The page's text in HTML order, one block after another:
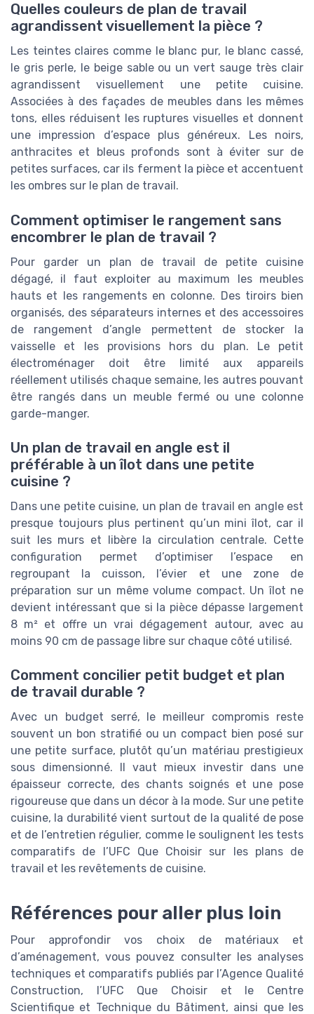
Quelles couleurs de plan de travail
agrandissent visuellement la pièce ?
Les teintes claires comme le blanc pur, le blanc cassé,
le gris perle, le beige sable ou un vert sauge très clair
agrandissent visuellement une petite cuisine.
Associées à des façades de meubles dans les mêmes
tons, elles réduisent les ruptures visuelles et donnent
une impression d’espace plus généreux. Les noirs,
anthracites et bleus profonds sont à éviter sur de
petites surfaces, car ils ferment la pièce et accentuent
les ombres sur le plan de travail.
Comment optimiser le rangement sans
encombrer le plan de travail ?
Pour garder un plan de travail de petite cuisine
dégagé, il faut exploiter au maximum les meubles
hauts et les rangements en colonne. Des tiroirs bien
organisés, des séparateurs internes et des accessoires
de rangement d’angle permettent de stocker la
vaisselle et les provisions hors du plan. Le petit
électroménager doit être limité aux appareils
réellement utilisés chaque semaine, les autres pouvant
être rangés dans un meuble fermé ou une colonne
garde-manger.
Un plan de travail en angle est il
préférable à un îlot dans une petite
cuisine ?
Dans une petite cuisine, un plan de travail en angle est
presque toujours plus pertinent qu’un mini îlot, car il
suit les murs et libère la circulation centrale. Cette
configuration permet d’optimiser l’espace en
regroupant la cuisson, l’évier et une zone de
préparation sur un même volume compact. Un îlot ne
devient intéressant que si la pièce dépasse largement
8 m² et offre un vrai dégagement autour, avec au
moins 90 cm de passage libre sur chaque côté utilisé.
Comment concilier petit budget et plan
de travail durable ?
Avec un budget serré, le meilleur compromis reste
souvent un bon stratifié ou un compact bien posé sur
une petite surface, plutôt qu’un matériau prestigieux
sous dimensionné. Il vaut mieux investir dans une
épaisseur correcte, des chants soignés et une pose
rigoureuse que dans un décor à la mode. Sur une petite
cuisine, la durabilité vient surtout de la qualité de pose
et de l’entretien régulier, comme le soulignent les tests
comparatifs de l’UFC Que Choisir sur les plans de
travail et les revêtements de cuisine.
Références pour aller plus loin
Pour approfondir vos choix de matériaux et
d’aménagement, vous pouvez consulter les analyses
techniques et comparatifs publiés par l’Agence Qualité
Construction, l’UFC Que Choisir et le Centre
Scientifique et Technique du Bâtiment, ainsi que les